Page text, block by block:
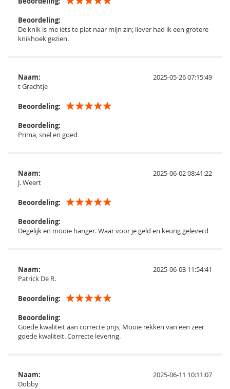
Beoordeling:
De knik is me iets te plat naar mijn zin; liever had ik een grotere
knikhoek gezien.
2025-05-26 07:15:49
Naam:
t Grachtje
Beoordeling:
Beoordeling:
Prima, snel en goed
2025-06-02 08:41:22
Naam:
J. Weert
Beoordeling:
Beoordeling:
Degelijk en mooie hanger. Waar voor je geld en keurig geleverd
2025-06-03 11:54:41
Naam:
Patrick De R.
Beoordeling:
Beoordeling:
Goede kwaliteit aan correcte prijs, Mooie rekken van een zeer
goede kwaliteit. Correcte levering.
2025-06-11 10:11:07
Naam:
Dobby